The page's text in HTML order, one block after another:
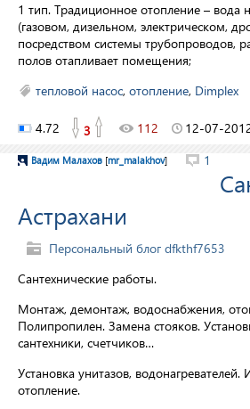
1 тип. Традиционное отопление – вода
(газовом, дизельном, электрическом,
посредством системы трубопроводов,
полов отапливает помещения;
тепловой насос, отопление, Dimplex
4.72 3 112 12-07-
Вадим Малахов [mr_malakhov] 1
Астрахани
Персональный блог dfkthf7653
Сантехнические работы.
Монтаж, демонтаж, водоснабжения,
Полипропилен. Замена стояков.
сантехники, счетчиков…
Установка унитазов,
отопление.